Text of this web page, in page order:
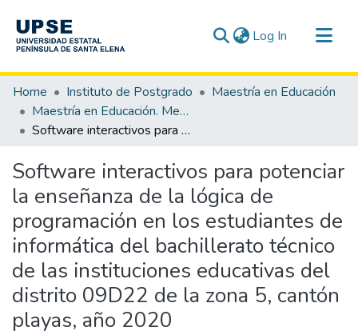
Log In (current)
Communities & Collections
All of DSpace
Statistics
Home Instituto de Postgrado
Maestría en Educación
Maestría en Educación. Mención Tecnología e Innovación Educativa
Software interactivos para potenciar la enseñanza de la lógica de programación en los estudiantes de informática del bachillerato técnico de las instituciones educativas del distrito 09D22 de la zona 5, cantón playas, año 2020
Software interactivos para potenciar
la enseñanza de la lógica de
programación en los estudiantes de
informática del bachillerato técnico
de las instituciones educativas del
distrito 09D22 de la zona 5, cantón
playas, año 2020